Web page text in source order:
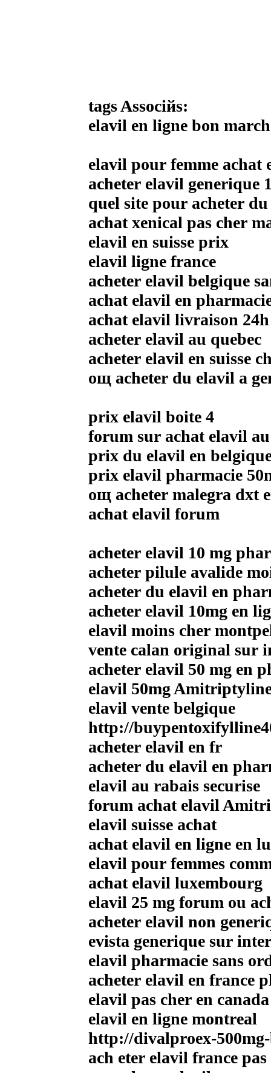
tags Associйs:
elavil en ligne bon
elavil pour femme achat
acheter elavil generique
quel site pour acheter
achat xenical pas cher
elavil en suisse prix
elavil ligne france
acheter elavil belgique
achat elavil en
achat elavil livraison 24h
acheter elavil au quebec
acheter elavil en suisse
oщ acheter du elavil a
prix elavil boite 4
forum sur achat elavil
prix du elavil en
prix elavil pharmacie
oщ acheter malegra dxt
achat elavil forum
acheter elavil 10 mg
acheter pilule avalide
acheter du elavil en
acheter elavil 10mg en
elavil moins cher
vente calan original sur
acheter elavil 50 mg en
elavil 50mg
elavil vente belgique
http://
acheter elavil en fr
acheter du elavil en
elavil au rabais securise
forum achat elavil
elavil suisse achat
achat elavil en ligne en
elavil pour femmes
achat elavil luxembourg
elavil 25 mg forum ou
acheter elavil non
evista generique sur
elavil pharmacie sans
acheter elavil en france
elavil pas cher en canada
elavil en ligne montreal
http://divalproex-
ach eter elavil france pas